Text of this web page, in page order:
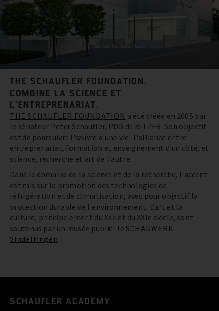
THE SCHAUFLER FOUNDATION.
COMBINE LA SCIENCE ET
L'ENTREPRENARIAT.
THE SCHAUFLER FOUNDATION a été créée en 2005 par
le sénateur Peter Schaufler, PDG de BITZER. Son objectif
est de poursuivre l'œuvre d'une vie : l'alliance entre
entreprenariat, formation et enseignement d'un côté, et
science, recherche et art de l'autre.
Dans le domaine de la science et de la recherche, l'accent
est mis sur la promotion des technologies de
réfrigération et de climatisation, avec pour objectif la
protection durable de l'environnement. L’art et la
culture, principalement du XXe et du XXIe siècle, sont
soutenus par un musée public : leSCHAUWERK
Sindelfingen.
SCHAUFLER ACADEMY